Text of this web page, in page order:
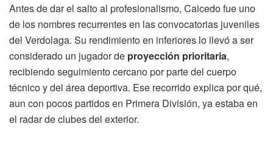
Antes de dar el salto al profesionalismo, Caicedo fue uno
de los nombres recurrentes en las convocatorias juveniles
del Verdolaga. Su rendimiento en inferiores lo llevó a ser
considerado un jugador de proyección prioritaria,
recibiendo seguimiento cercano por parte del cuerpo
técnico y del área deportiva. Ese recorrido explica por qué,
aun con pocos partidos en Primera División, ya estaba en
el radar de clubes del exterior.